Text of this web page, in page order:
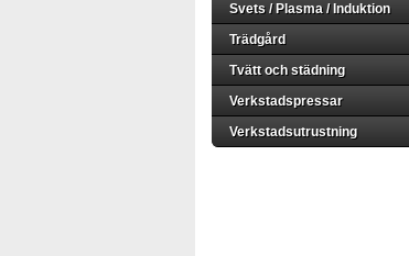
Svets / Plasma / Induktion
Trädgård
Tvätt och städning
Verkstadspressar
Verkstadsutrustning